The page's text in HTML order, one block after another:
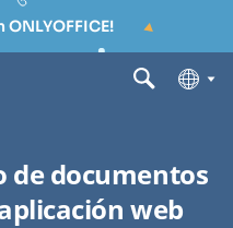
de documentos
web